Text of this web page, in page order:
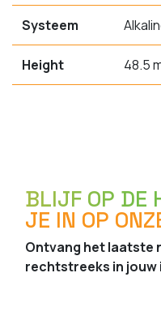
Systeem
Height 48.5
BLIJF OP DE
JE IN OP
Ontvang het laatste
rechtstreeks in jouw